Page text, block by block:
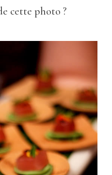
cette photo ?